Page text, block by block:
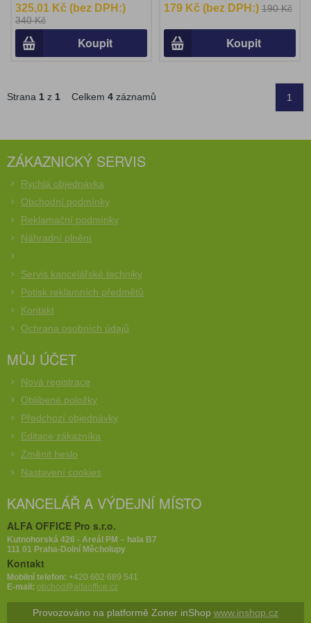
325,01 Kč (bez DPH:)
340 Kč
Koupit
179 Kč (bez DPH:) 190 Kč
Koupit
Strana 1 z 1 Celkem 4 záznamů 1
ZÁKAZNICKÝ SERVIS
Rychlá objednávka
Obchodní podmínky
Reklamační podmínky
Náhradní plnění
Servis kancelářské techniky
Potisk reklamních předmětů
Kontakt
Ochrana osobních údajů
MŮJ ÚČET
Nová registrace
Oblíbené položky
Předchozí objednávky
Editace zákazníka
Změnit heslo
Nastavení cookies
KANCELÁŘ A VÝDEJNÍ MÍSTO
ALFA OFFICE Pro s.r.o.
Kutnohorská 426 - Areál PM – hala B7
111 01 Praha-Dolní Měcholupy
Kontakt
Mobilní telefon: +420 602 689 541
E-mail: obchod@alfaoffice.cz
Provozováno na platformě Zoner inShop www.inshop.cz